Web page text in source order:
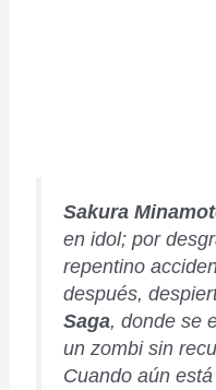
Sakura
en idol; por
repentino
después,
Saga, donde se
un zombi sin
Cuando aún